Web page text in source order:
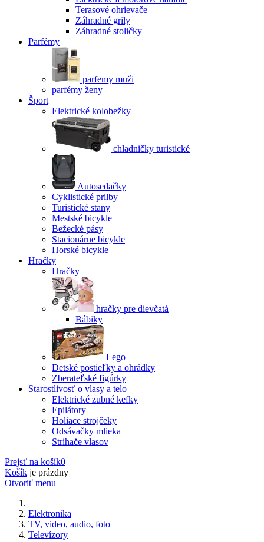
Terasové ohrievače
Záhradné grily
Záhradné stoličky
Parfémy
parfemy muži
parfémy ženy
Šport
Elektrické kolobežky
chladničky turistické
Autosedačky
Cyklistické prilby
Turistické stany
Mestské bicykle
Bežecké pásy
Stacionárne bicykle
Horské bicykle
Hračky
Hračky
hračky pre dievčatá
Bábiky
Lego
Detské postieľky a ohrádky
Zberateľské figúrky
Starostlivosť o vlasy a telo
Elektrické zubné kefky
Epilátory
Holiace strojčeky
Odsávačky mlieka
Strihače vlasov
Prejsť na košík0
Košík je prázdny
Otvoriť menu
Elektronika
TV, video, audio, foto
Televízory